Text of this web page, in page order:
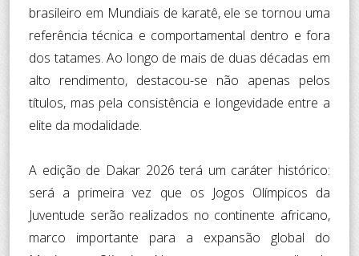
brasileiro em Mundiais de karatê, ele se tornou uma
referência técnica e comportamental dentro e fora
dos tatames. Ao longo de mais de duas décadas em
alto rendimento, destacou-se não apenas pelos
títulos, mas pela consistência e longevidade entre a
elite da modalidade.
A edição de Dakar 2026 terá um caráter histórico:
será a primeira vez que os Jogos Olímpicos da
Juventude serão realizados no continente africano,
marco importante para a expansão global do